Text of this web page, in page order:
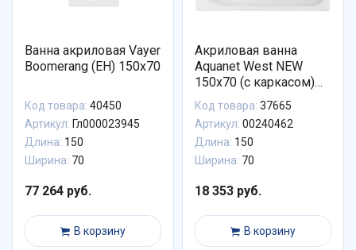
Ванна акриловая Vayer
Boomerang (EH) 150x70
Код товара: 40450
Артикул: Гл000023945
Длина: 150
Ширина: 70
77 264 руб.
В корзину
Акриловая ванна
Aquanet West NEW
150x70 (с каркасом)
00240462
Код товара: 37665
Артикул: 00240462
Длина: 150
Ширина: 70
18 353 руб.
В корзину